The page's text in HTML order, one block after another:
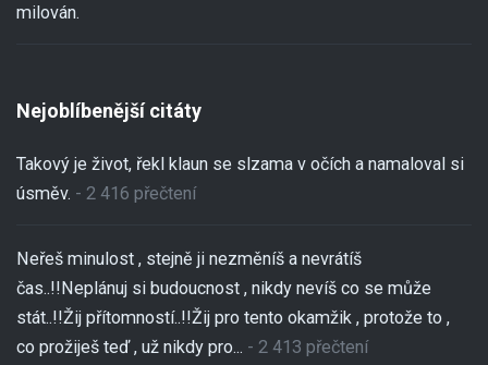
milován.
Nejoblíbenější citáty
Takový je život, řekl klaun se slzama v očích a namaloval si
úsměv. - 2 416 přečtení
Neřeš minulost , stejně ji nezměníš a nevrátíš
čas..!!Neplánuj si budoucnost , nikdy nevíš co se může
stát..!!Žij přítomností..!!Žij pro tento okamžik , protože to ,
co prožiješ teď , už nikdy pro... - 2 413 přečtení